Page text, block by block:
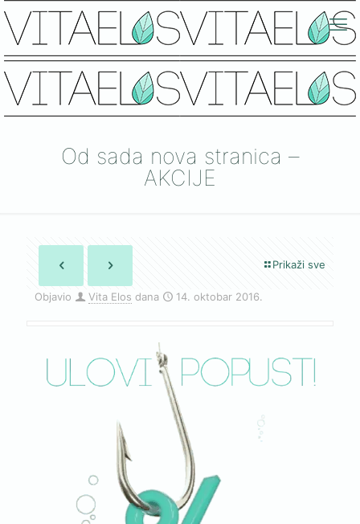
Od sada nova stranica –
AKCIJE
Prikaži sve
Objavio Vita Elos dana 14. oktobar 2016.